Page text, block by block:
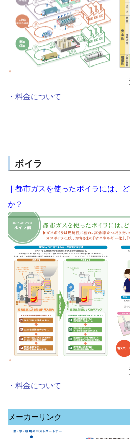
・料金について
ボイラ
｜都市ガスを使ったボイラには、
か？
・料金について
メーカーリンク